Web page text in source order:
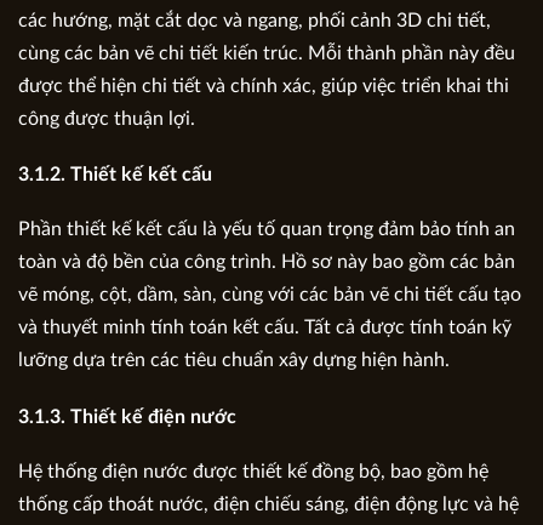
các hướng, mặt cắt dọc và ngang, phối cảnh 3D chi tiết,
cùng các bản vẽ chi tiết kiến trúc. Mỗi thành phần này đều
được thể hiện chi tiết và chính xác, giúp việc triển khai thi
công được thuận lợi.
3.1.2. Thiết kế kết cấu
Phần thiết kế kết cấu là yếu tố quan trọng đảm bảo tính an
toàn và độ bền của công trình. Hồ sơ này bao gồm các bản
vẽ móng, cột, dầm, sàn, cùng với các bản vẽ chi tiết cấu tạo
và thuyết minh tính toán kết cấu. Tất cả được tính toán kỹ
lưỡng dựa trên các tiêu chuẩn xây dựng hiện hành.
3.1.3. Thiết kế điện nước
Hệ thống điện nước được thiết kế đồng bộ, bao gồm hệ
thống cấp thoát nước, điện chiếu sáng, điện động lực và hệ